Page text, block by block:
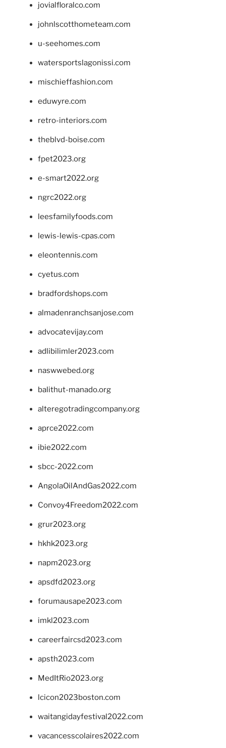
jovialfloralco.com
johnlscotthometeam.com
u-seehomes.com
watersportslagonissi.com
mischieffashion.com
eduwyre.com
retro-interiors.com
theblvd-boise.com
fpet2023.org
e-smart2022.org
ngrc2022.org
leesfamilyfoods.com
lewis-lewis-cpas.com
eleontennis.com
cyetus.com
bradfordshops.com
almadenranchsanjose.com
advocatevijay.com
adlibilimler2023.com
naswwebed.org
balithut-manado.org
alteregotradingcompany.org
aprce2022.com
ibie2022.com
sbcc-2022.com
AngolaOilAndGas2022.com
Convoy4Freedom2022.com
grur2023.org
hkhk2023.org
napm2023.org
apsdfd2023.org
forumausape2023.com
imkl2023.com
careerfaircsd2023.com
apsth2023.com
MedItRio2023.org
lcicon2023boston.com
waitangidayfestival2022.com
vacancesscolaires2022.com